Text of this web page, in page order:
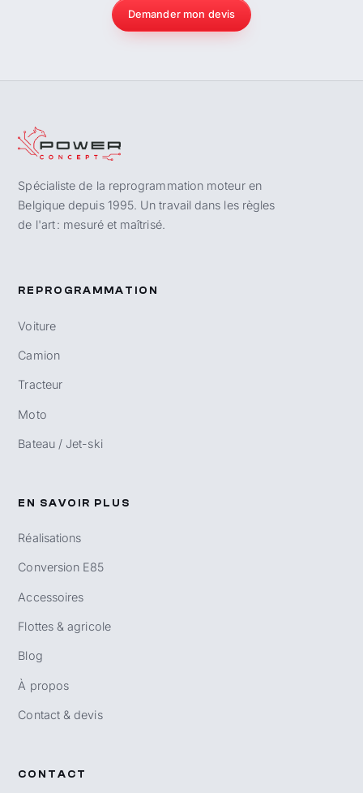
Demander mon devis
Spécialiste de la reprogrammation moteur en
Belgique depuis 1995. Un travail dans les règles
de l'art : mesuré et maîtrisé.
REPROGRAMMATION
Voiture
Camion
Tracteur
Moto
Bateau / Jet-ski
EN SAVOIR PLUS
Réalisations
Conversion E85
Accessoires
Flottes & agricole
Blog
À propos
Contact & devis
CONTACT